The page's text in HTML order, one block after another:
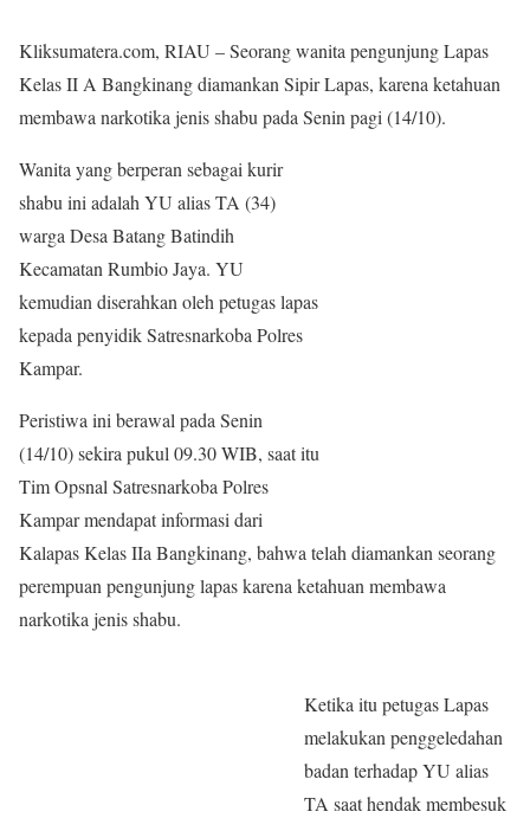
Kliksumatera.com, RIAU – Seorang wanita pengunjung Lapas
Kelas II A Bangkinang diamankan Sipir Lapas, karena ketahuan
membawa narkotika jenis shabu pada Senin pagi (14/10).
Wanita yang berperan sebagai kurir
shabu ini adalah YU alias TA (34)
warga Desa Batang Batindih
Kecamatan Rumbio Jaya. YU
kemudian diserahkan oleh petugas lapas
kepada penyidik Satresnarkoba Polres
Kampar.
Peristiwa ini berawal pada Senin
(14/10) sekira pukul 09.30 WIB, saat itu
Tim Opsnal Satresnarkoba Polres
Kampar mendapat informasi dari
Kalapas Kelas IIa Bangkinang, bahwa telah diamankan seorang
perempuan pengunjung lapas karena ketahuan membawa
narkotika jenis shabu.
Ketika itu petugas Lapas
melakukan penggeledahan
badan terhadap YU alias
TA saat hendak membesuk